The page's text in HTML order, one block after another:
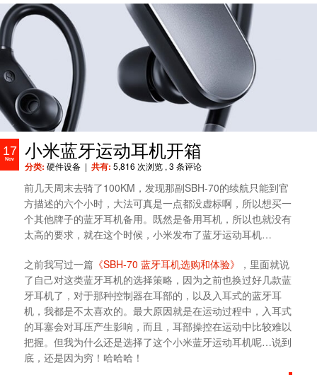
17
Nov 小米蓝牙运动耳机开箱
分类: 硬件设备 | 共有: 5,816 次浏览 , 3 条评论
前几天周末去骑了100KM，发现那副SBH-70的续航只能到官
方描述的六个小时，大法可真是一点都没虚标啊，所以想买一
个其他牌子的蓝牙耳机备用。既然是备用耳机，所以也就没有
太高的要求，就在这个时候，小米发布了蓝牙运动耳机…
之前我写过一篇 《SBH-70 蓝牙耳机选购和体验》
，里面就说
了自己对这类蓝牙耳机的选择策略，因为之前也换过好几款蓝
牙耳机了，对于那种控制器在耳部的，以及入耳式的蓝牙耳
机，我都是不太喜欢的。最大原因就是在运动过程中，入耳式
的耳塞会对耳压产生影响，而且，耳部操控在运动中比较难以
把握。但我为什么还是选择了这个小米蓝牙运动耳机呢…说到
底，还是因为穷！哈哈哈！